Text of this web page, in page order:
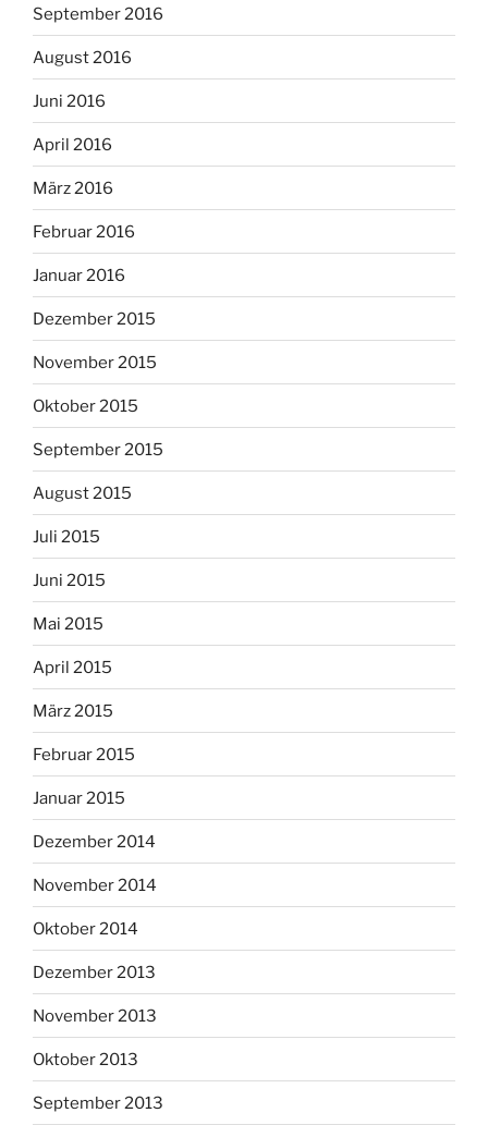
September 2016
August 2016
Juni 2016
April 2016
März 2016
Februar 2016
Januar 2016
Dezember 2015
November 2015
Oktober 2015
September 2015
August 2015
Juli 2015
Juni 2015
Mai 2015
April 2015
März 2015
Februar 2015
Januar 2015
Dezember 2014
November 2014
Oktober 2014
Dezember 2013
November 2013
Oktober 2013
September 2013